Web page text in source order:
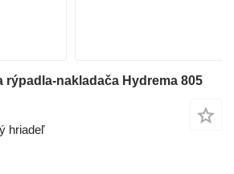
nakladača Hydrema 805
hriadeľ